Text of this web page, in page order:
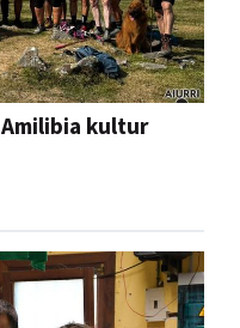
kultur